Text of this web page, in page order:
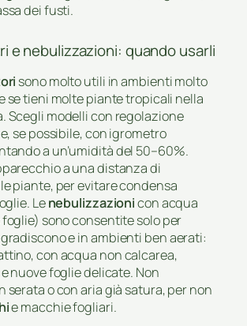
dei fusti.
e nebulizzazioni: quando usarli
sono molto utili in ambienti molto
se tieni molte piante tropicali nella
Scegli modelli con regolazione
se possibile, con igrometro
a un’umidità del 50–60%.
a una distanza di
piante, per evitare condensa
Lenebulizzazionicon acqua
sono consentite solo per
e in ambienti ben aerati:
con acqua non calcarea,
nuove foglie delicate. Non
serata o con aria già satura, per non
e macchie fogliari.